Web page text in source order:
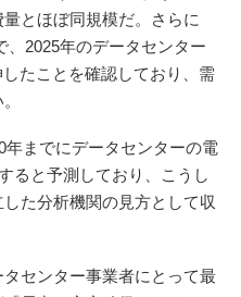
とほぼ同規模だ。さらに
、2025年のデータセンター
たことを確認しており、需
までにデータセンターの電
ると予測しており、こうし
た分析機関の見方として収
センター事業者にとって最